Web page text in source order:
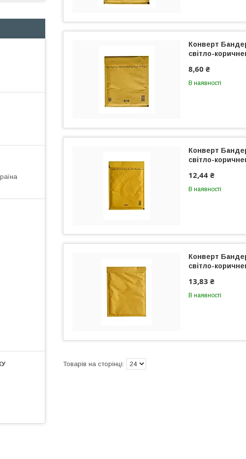
Конверт
світло-
8,60 ₴
В наявності
Конверт
світло-
12,44 ₴
В наявності
Конверт
світло-
13,83 ₴
В наявності